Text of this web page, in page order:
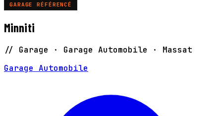
GARAGE RÉFÉRENCÉ
Minniti
// Garage · Garage Automobile · Massat
Garage Automobile